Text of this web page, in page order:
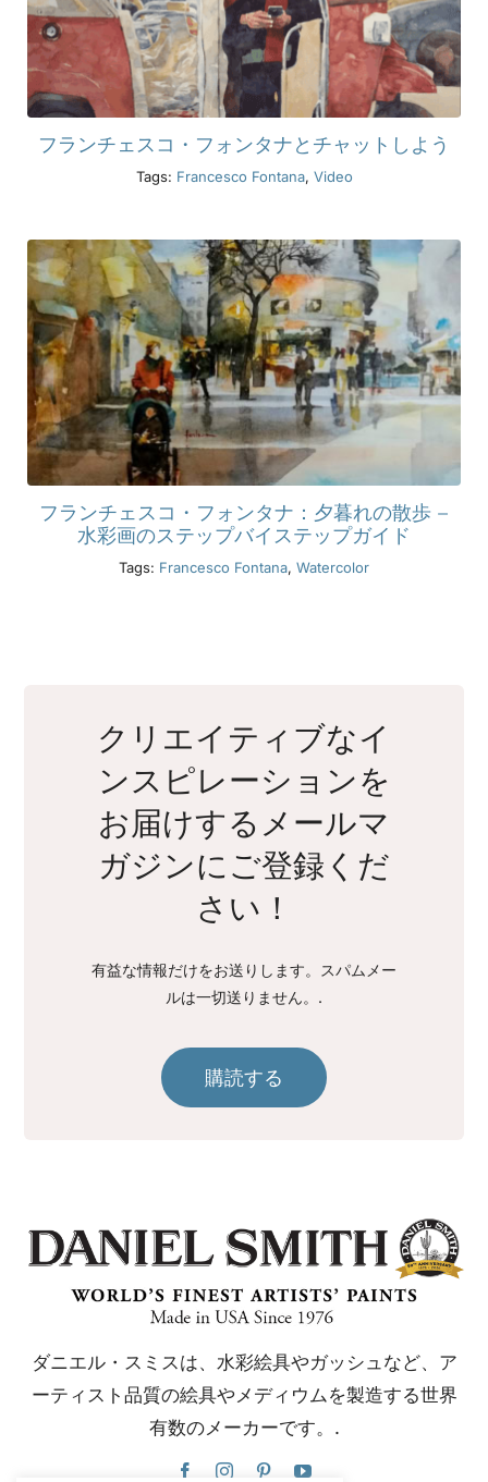
フランチェスコ・フォンタナとチャットしよう
Tags: Francesco Fontana, Video
フランチェスコ・フォンタナ：夕暮れの散歩 –
水彩画のステップバイステップガイド
Tags: Francesco Fontana, Watercolor
クリエイティブなイ
ンスピレーションを
お届けするメールマ
ガジンにご登録くだ
さい！
有益な情報だけをお送りします。スパムメー
ルは一切送りません。.
購読する
ダニエル・スミスは、水彩絵具やガッシュなど、ア
ーティスト品質の絵具やメディウムを製造する世界
有数のメーカーです。.